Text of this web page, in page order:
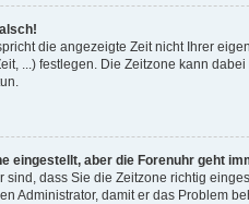
die angezeigte Zeit nicht Ihrer
...) festlegen. Die Zeitzone kann
eingestellt, aber die Forenuhr geht
sind, dass Sie die Zeitzone richtig
Administrator, damit er das Problem